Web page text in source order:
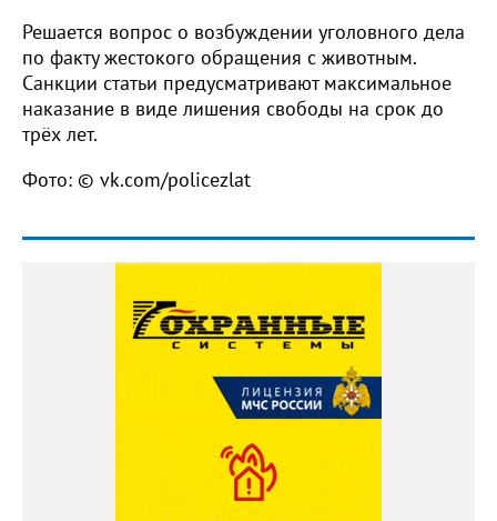
Решается вопрос о возбуждении уголовного дела
по факту жестокого обращения с животным.
Санкции статьи предусматривают максимальное
наказание в виде лишения свободы на срок до
трёх лет.
Фото: © vk.com/policezlat